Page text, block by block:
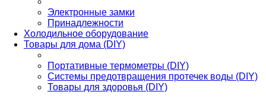
Электронные замки
Принадлежности
Холодильное оборудование
Товары для дома (DIY)
Портативные термометры (DIY)
Системы предотвращения протечек воды (DIY)
Товары для здоровья (DIY)